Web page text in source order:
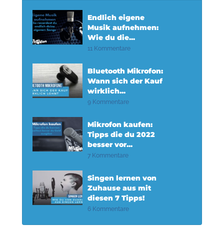
Endlich eigene
Musik aufnehmen:
Wie du die...
11 Kommentare
Bluetooth Mikrofon:
Wann sich der Kauf
wirklich...
9 Kommentare
Mikrofon kaufen:
Tipps die du 2022
besser vor...
7 Kommentare
Singen lernen von
Zuhause aus mit
diesen 7 Tipps!
6 Kommentare